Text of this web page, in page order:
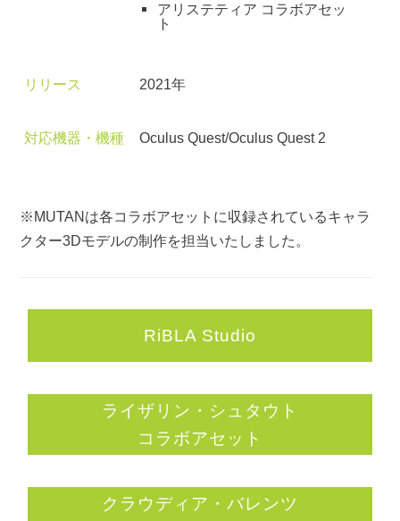
アリステティア コラボアセッ
ト
リリース 2021年
対応機器・機種 Oculus Quest/Oculus Quest 2
※MUTANは各コラボアセットに収録されているキャラ
クター3Dモデルの制作を担当いたしました。
RiBLA Studio
ライザリン・シュタウト
コラボアセット
クラウディア・バレンツ